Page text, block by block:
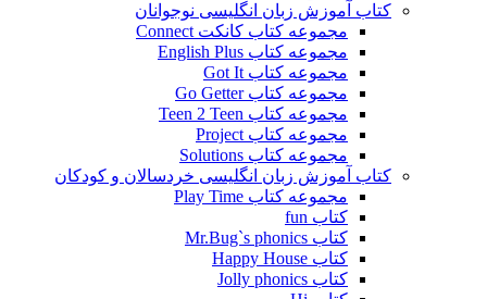
کتاب آموزش زبان انگلیسی نوجوانان
مجموعه کتاب کانکت Connect
مجموعه کتاب English Plus
مجموعه کتاب Got It
مجموعه کتاب Go Getter
مجموعه کتاب Teen 2 Teen
مجموعه کتاب Project
مجموعه کتاب Solutions
کتاب آموزش زبان انگلیسی خردسالان و کودکان
مجموعه کتاب Play Time
کتاب fun
کتاب Mr.Bug`s phonics
کتاب Happy House
کتاب Jolly phonics